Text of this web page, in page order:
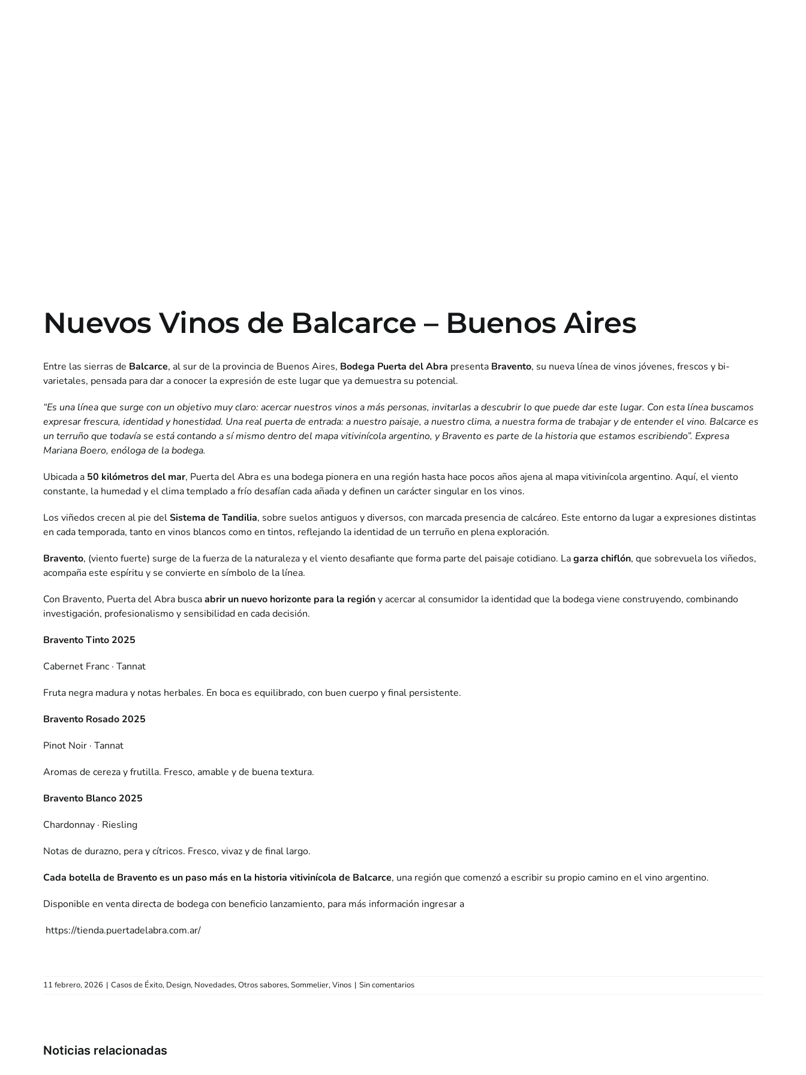
Nuevos Vinos de Balcarce – Buenos Aires
Entre las sierras de Balcarce, al sur de la provincia de Buenos Aires, Bodega Puerta del Abra presenta Bravento, su nueva línea de vinos jóvenes, frescos y bi-
varietales, pensada para dar a conocer la expresión de este lugar que ya demuestra su potencial.
“Es una línea que surge con un objetivo muy claro: acercar nuestros vinos a más personas, invitarlas a descubrir lo que puede dar este lugar. Con esta línea buscamos
expresar frescura, identidad y honestidad. Una real puerta de entrada: a nuestro paisaje, a nuestro clima, a nuestra forma de trabajar y de entender el vino. Balcarce es
un terruño que todavía se está contando a sí mismo dentro del mapa vitivinícola argentino, y Bravento es parte de la historia que estamos escribiendo”. Expresa
Mariana Boero, enóloga de la bodega.
Ubicada a 50 kilómetros del mar, Puerta del Abra es una bodega pionera en una región hasta hace pocos años ajena al mapa vitivinícola argentino. Aquí, el viento
constante, la humedad y el clima templado a frío desafían cada añada y definen un carácter singular en los vinos.
Los viñedos crecen al pie delSistema de Tandilia, sobre suelos antiguos y diversos, con marcada presencia de calcáreo. Este entorno da lugar a expresiones distintas
en cada temporada, tanto en vinos blancos como en tintos, reflejando la identidad de un terruño en plena exploración.
Bravento, (viento fuerte) surge de la fuerza de la naturaleza y el viento desafiante que forma parte del paisaje cotidiano. Lagarza chiflón, que sobrevuela los viñedos,
acompaña este espíritu y se convierte en símbolo de la línea.
Con Bravento, Puerta del Abra buscaabrir un nuevo horizonte para la regióny acercar al consumidor la identidad que la bodega viene construyendo, combinando
investigación, profesionalismo y sensibilidad en cada decisión.
Bravento Tinto 2025
Cabernet Franc · Tannat
Fruta negra madura y notas herbales. En boca es equilibrado, con buen cuerpo y final persistente.
Bravento Rosado 2025
Pinot Noir · Tannat
Aromas de cereza y frutilla. Fresco, amable y de buena textura.
Bravento Blanco 2025
Chardonnay · Riesling
Notas de durazno, pera y cítricos. Fresco, vivaz y de final largo.
Cada botella de Bravento es un paso más en la historia vitivinícola de Balcarce, una región que comenzó a escribir su propio camino en el vino argentino.
Disponible en venta directa de bodega con beneficio lanzamiento, para más información ingresar a
https://tienda.puertadelabra.com.ar/
11 febrero, 2026 | Casos de Éxito, Design, Novedades,Otros sabores,Sommelier,Vinos | Sin comentarios